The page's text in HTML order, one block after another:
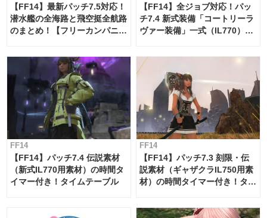
【FF14】最新パッチ7.5対応！
潜水艦の全海路と飛空挺全航路
のまとめ！【フリーカンパニ
【FF14】全ジョブ対応！パッ
チ7.4 新式装備「コートリーラ
ヴァー装備」一式（IL770）の
FF14
【FF14】パッチ7.4 伝説素材
（新式IL770用素材）の時間タ
イマー付き！タイムテーブル
FF14
【FF14】パッチ7.3 刻限・伝
説素材（ギャザクラIL750用素
材）の時間タイマー付き！タイ